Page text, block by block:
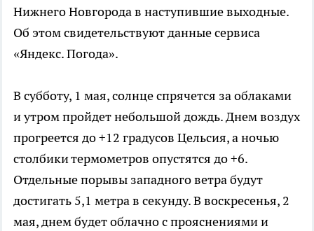
Нижнего Новгорода в наступившие выходные.
Об этом свидетельствуют данные сервиса
«Яндекс. Погода».
В субботу, 1 мая, солнце спрячется за облаками
и утром пройдет небольшой дождь. Днем воздух
прогреется до +12 градусов Цельсия, а ночью
столбики термометров опустятся до +6.
Отдельные порывы западного ветра будут
достигать 5,1 метра в секунду. В воскресенья, 2
мая, днем будет облачно с прояснениями и